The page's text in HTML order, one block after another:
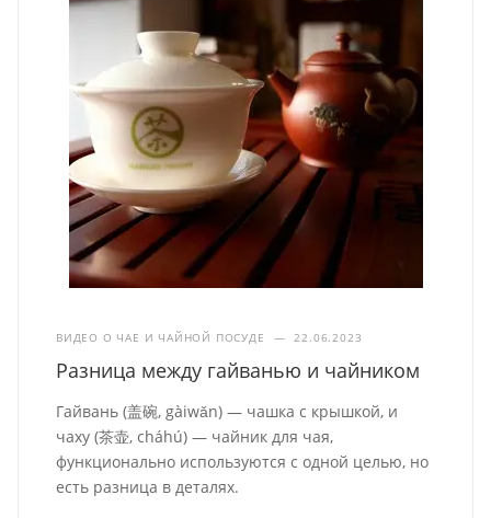
ВИДЕО О ЧАЕ И ЧАЙНОЙ ПОСУДЕ — 22.06.2023
Разница между гайванью и чайником
Гайвань (盖碗, gàiwǎn) — чашка с крышкой, и
чаху (茶壶, cháhú) — чайник для чая,
функционально используются с одной целью, но
есть разница в деталях.